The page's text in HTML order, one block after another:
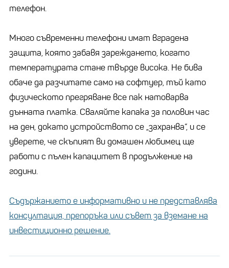
телефон.
Много съвременни телефони имат вградена
защита, която забавя зареждането, когато
температурата стане твърде висока. Не бива
обаче да разчитате само на софтуер, тъй като
физическото прегряване все пак натоварва
дънната платка. Сваляйте капака за половин час
на ден, докато устройството се „захранва“, и се
уверете, че скъпият ви домашен любимец ще
работи с пълен капацитет в продължение на
години.
Съдържанието е информативно и не представлява
консултация, препоръка или съвет за вземане на
инвестиционно решение.